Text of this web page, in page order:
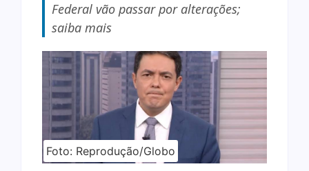
Federal vão passar por alterações;
saiba mais
Foto: Reprodução/Globo